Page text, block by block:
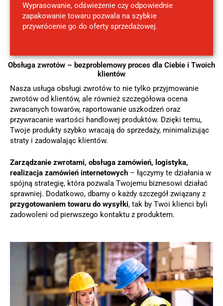
Wyprasowanie, odświeżenie czy odpowiednie
zapakowanie towaru pozwala na szybkie
przywrócenie go do oferty sprzedażowej.
Obsługa zwrotów – bezproblemowy proces dla Ciebie i Twoich
klientów
Nasza usługa obsługi zwrotów to nie tylko przyjmowanie
zwrotów od klientów, ale również szczegółowa ocena
zwracanych towarów, raportowanie uszkodzeń oraz
przywracanie wartości handlowej produktów. Dzięki temu,
Twoje produkty szybko wracają do sprzedaży, minimalizując
straty i zadowalając klientów.
Zarządzanie zwrotami, obsługa zamówień, logistyka,
realizacja zamówień internetowych – łączymy te działania w
spójną strategię, która pozwala Twojemu biznesowi działać
sprawniej. Dodatkowo, dbamy o każdy szczegół związany z
przygotowaniem towaru do wysyłki, tak by Twoi klienci byli
zadowoleni od pierwszego kontaktu z produktem.